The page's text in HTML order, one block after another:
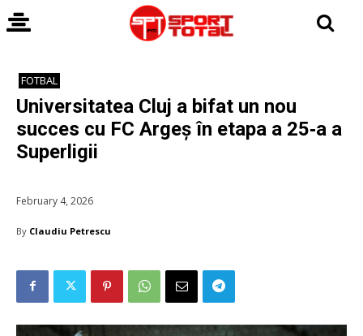
FOTBAL
Universitatea Cluj a bifat un nou
succes cu FC Argeș în etapa a 25‑a a
Superligii
February 4, 2026
By Claudiu Petrescu